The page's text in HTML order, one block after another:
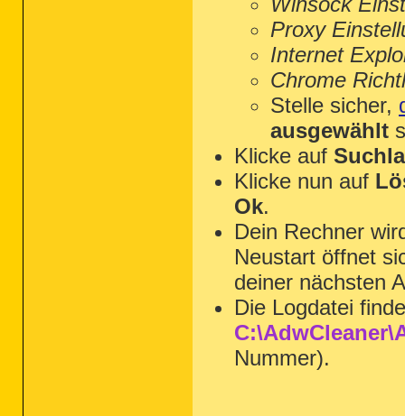
Proxy
Internet
Chrome
Stelle sicher,
ausgewählt
Klicke auf
Klicke nun auf
Ok.
Dein Rechner
Neustart öffnet
deiner nächsten
Die Logdatei
Nummer).